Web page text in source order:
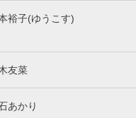
裕子(ゆうこす)
友菜
あかり